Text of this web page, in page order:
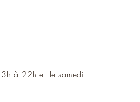
à 22h e le samedi